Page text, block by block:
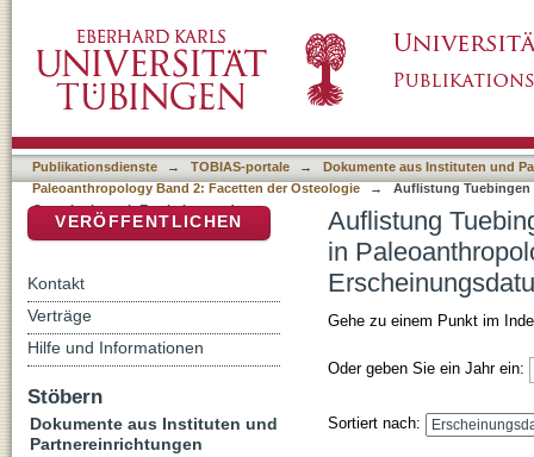
2: Facetten der Osteologie nach
Publikationsdienste → TOBIAS-portale →
Dokumente aus Instituten und
Paleoanthropology Band 2: Facetten der Osteologie
→
Auflistung Tuebingen
Osteologie nach Erscheinungsdatum
Auflistung
in
Gehe zu einem Punkt im
Oder geben Sie ein Jahr ein:
Sortiert nach:
VERÖFFENTLICHEN
Kontakt
Verträge
Hilfe und Informationen
Stöbern
Dokumente aus Instituten und
Partnereinrichtungen